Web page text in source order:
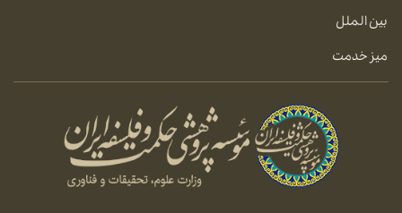
بین الملل
میز خدمت